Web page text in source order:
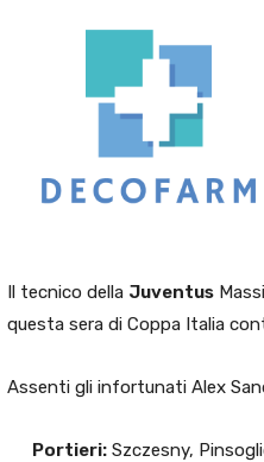
Il tecnico della Juventus
questa sera di Coppa Italia
Assenti gli infortunati Alex
Portieri: Szczesny,